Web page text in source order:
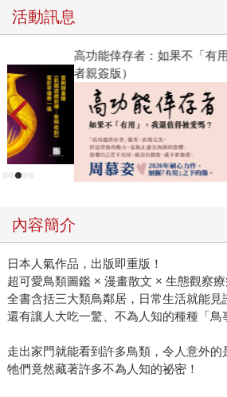
活動訊息
高功能倖存者：如果不「有用」，我還
者親簽版）
內容簡介
日本人氣作品，出版即重版！
超可愛鳥類圖鑑 × 漫畫散文 × 生態觀察
全書含括三大類鳥鄰居，日常生活就能見
還有讓人大吃一驚、不為人知的種種「鳥
走出家門就能看到許多鳥類，令人意外的
牠們竟然藏著許多不為人知的祕密！